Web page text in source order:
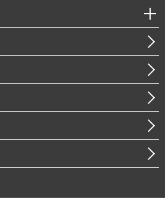
ンプライアンス）・防災（政策）
ツ・スマートシティ
ステム